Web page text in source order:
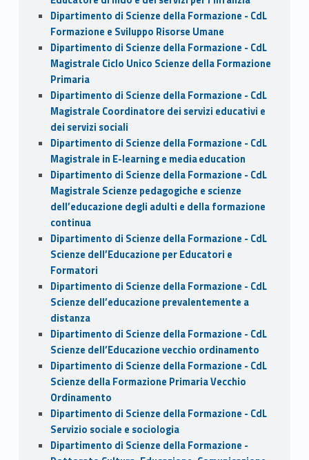
Dipartimento di Scienze della Formazione - CdL
Formazione e Sviluppo Risorse Umane
Dipartimento di Scienze della Formazione - CdL
Magistrale Ciclo Unico Scienze della Formazione
Primaria
Dipartimento di Scienze della Formazione - CdL
Magistrale Coordinatore dei servizi educativi e
dei servizi sociali
Dipartimento di Scienze della Formazione - CdL
Magistrale in E-learning e media education
Dipartimento di Scienze della Formazione - CdL
Magistrale Scienze pedagogiche e scienze
dell’educazione degli adulti e della formazione
continua
Dipartimento di Scienze della Formazione - CdL
Scienze dell’Educazione per Educatori e
Formatori
Dipartimento di Scienze della Formazione - CdL
Scienze dell’educazione prevalentemente a
distanza
Dipartimento di Scienze della Formazione - CdL
Scienze dell’Educazione vecchio ordinamento
Dipartimento di Scienze della Formazione - CdL
Scienze della Formazione Primaria Vecchio
Ordinamento
Dipartimento di Scienze della Formazione - CdL
Servizio sociale e sociologia
Dipartimento di Scienze della Formazione -